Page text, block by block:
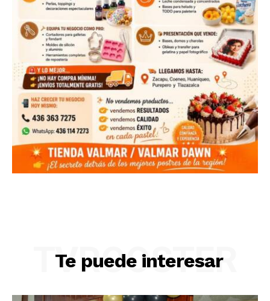
Te puede interesar
TVROOSTER